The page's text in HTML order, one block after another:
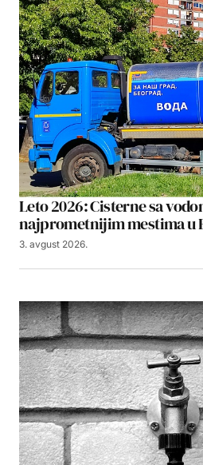
Leto 2026: Cisterne sa
najprometnijim mestima u
3. avgust 2026.